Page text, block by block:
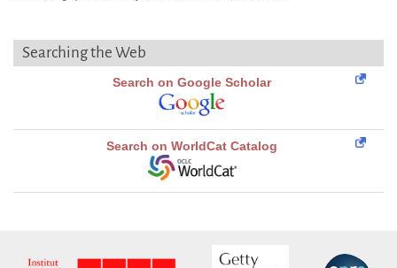
Searching the Web
Search on Google Scholar
Search on WorldCat Catalog